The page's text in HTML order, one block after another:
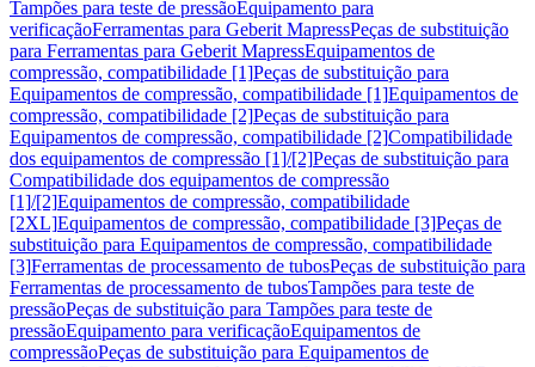
Tampões para teste de pressãoEquipamento para
verificaçãoFerramentas para Geberit MapressPeças de substituição
para Ferramentas para Geberit MapressEquipamentos de
compressão, compatibilidade [1]Peças de substituição para
Equipamentos de compressão, compatibilidade [1]Equipamentos de
compressão, compatibilidade [2]Peças de substituição para
Equipamentos de compressão, compatibilidade [2]Compatibilidade
dos equipamentos de compressão [1]/[2]Peças de substituição para
Compatibilidade dos equipamentos de compressão
[1]/[2]Equipamentos de compressão, compatibilidade
[2XL]Equipamentos de compressão, compatibilidade [3]Peças de
substituição para Equipamentos de compressão, compatibilidade
[3]Ferramentas de processamento de tubosPeças de substituição para
Ferramentas de processamento de tubosTampões para teste de
pressãoPeças de substituição para Tampões para teste de
pressãoEquipamento para verificaçãoEquipamentos de
compressãoPeças de substituição para Equipamentos de